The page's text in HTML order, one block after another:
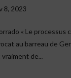
8, 2023
« Le
au barreau de
de...